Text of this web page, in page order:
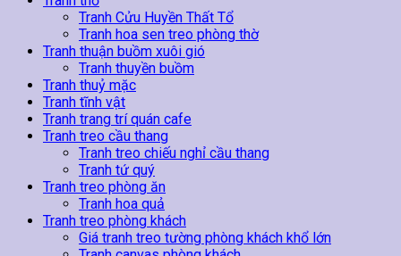
Tranh Cửu Huyền Thất Tổ
Tranh hoa sen treo phòng thờ
Tranh thuận buồm xuôi gió
Tranh thuyền buồm
Tranh thuỷ mặc
Tranh tĩnh vật
Tranh trang trí quán cafe
Tranh treo cầu thang
Tranh treo chiếu nghỉ cầu thang
Tranh tứ quý
Tranh treo phòng ăn
Tranh hoa quả
Tranh treo phòng khách
Giá tranh treo tường phòng khách khổ lớn